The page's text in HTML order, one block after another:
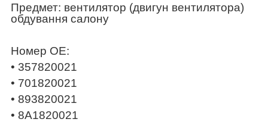
Предмет: вентилятор (двигун вентилятора)
обдування салону
Номер OE:
• 357820021
• 701820021
• 893820021
• 8A1820021